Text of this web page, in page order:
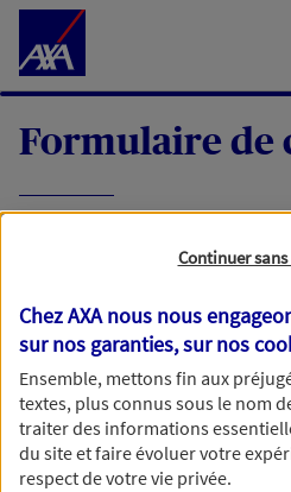
Accéder au Contenu
Formulaire de
demande, nous vous
meilleurs délais par mail
Votre message :
Continuer
Chez AXA nous nous
sur nos garanties, sur nos
Ensemble, mettons fin aux
textes, plus connus sous le nom
traiter des informations
du site et faire évoluer votre
respect de votre vie privée.